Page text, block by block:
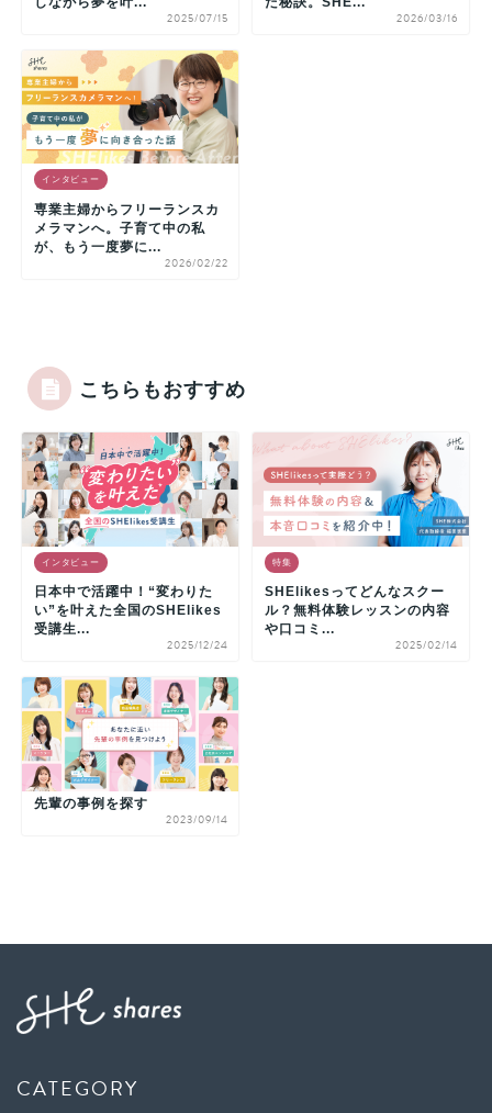
2025/07/15 2026/03/16
インタビュー
専業主婦からフリーランスカ
メラマンへ。子育て中の私
が、もう一度夢に...
2026/02/22
こちらもおすすめ
インタビュー
日本中で活躍中！“変わりた
い”を叶えた全国のSHElikes
受講生...
2025/12/24
特集
SHElikesってどんなスクー
ル？無料体験レッスンの内容
や口コミ...
2025/02/14
先輩の事例を探す
2023/09/14
CATEGORY